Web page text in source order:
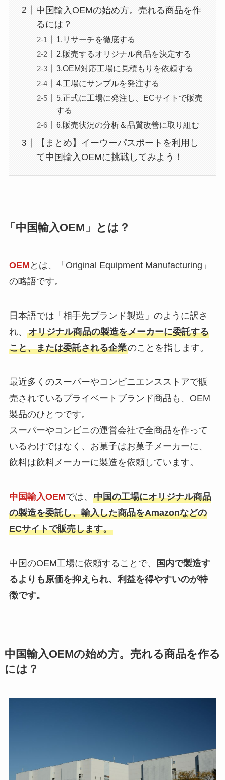
中国輸入OEMの始め方。売れる商品を作
るには？
1.リサーチを徹底する
2.販売するオリジナル商品を決定する
3.OEM対応工場に見積もりを依頼する
4.工場にサンプルを発注する
5.正式に工場に発注し、ECサイトで販売
する
6.販売状況の分析＆品質改善に取り組む
【まとめ】イーウーパスポートを利用し
て中国輸入OEMに挑戦してみよう！
「中国輸入OEM」とは？
OEM とは、「Original Equipment Manufacturing」
の略語です。
日本語では「相手先ブランド製造」のように訳さ
れ、 オリジナル商品の製造をメーカーに委託する
こと、または委託される企業のことを指します。
最近多くのスーパーやコンビニエンスストアで販
売されているプライベートブランド商品も、OEM
製品のひとつです。
スーパーやコンビニの運営会社で全商品を作って
いるわけではなく、お菓子はお菓子メーカーに、
飲料は飲料メーカーに製造を依頼しています。
中国輸入OEMでは、 中国の工場にオリジナル商品
の製造を委託し、輸入した商品をAmazonなどの
ECサイトで販売します。
中国のOEM工場に依頼することで、
国内で製造す
るよりも原価を抑えられ、利益を得やすいのが特
徴です。
中国輸入OEMの始め方。売れる商品を作る
には？